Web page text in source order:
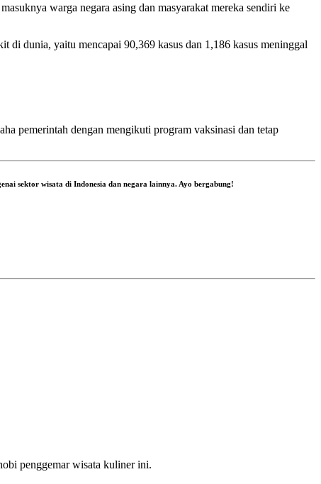
warga negara asing dan masyarakat mereka sendiri ke
di dunia, yaitu mencapai 90,369 kasus dan 1,186 kasus meninggal
pemerintah dengan mengikuti program vaksinasi dan tetap
sektor wisata di Indonesia dan negara lainnya. Ayo bergabung!
penggemar wisata kuliner ini.